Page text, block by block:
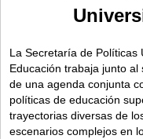
La Secretaría de Políticas
Educación trabaja junto
de una agenda conjunta
políticas de educación
trayectorias diversas de
escenarios complejos en